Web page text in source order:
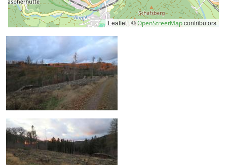
Leaflet | ©OpenStreetMapcontributors